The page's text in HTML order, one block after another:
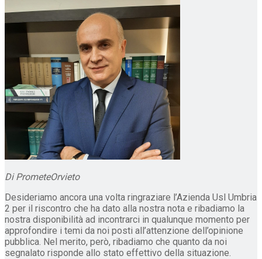
Di PrometeOrvieto
Desideriamo ancora una volta ringraziare l’Azienda Usl Umbria
2 per il riscontro che ha dato alla nostra nota e ribadiamo la
nostra disponibilità ad incontrarci in qualunque momento per
approfondire i temi da noi posti all’attenzione dell’opinione
pubblica. Nel merito, però, ribadiamo che quanto da noi
segnalato risponde allo stato effettivo della situazione.